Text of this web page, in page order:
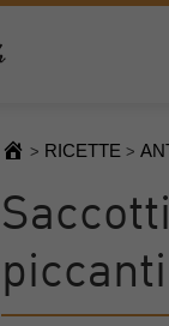
> RICETTE >
piccanti